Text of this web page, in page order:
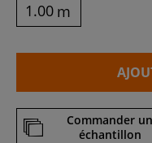
m
Commander un
échantillon